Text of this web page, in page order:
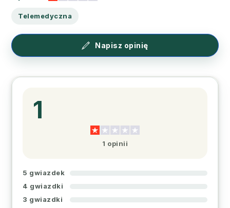
Telemedyczna
Napisz opinię
1
1 opinii
5 gwiazdek
4 gwiazdki
3 gwiazdki